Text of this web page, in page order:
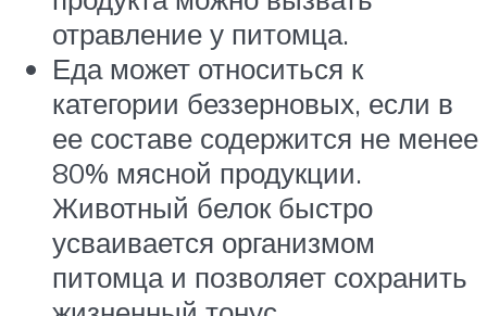
отравление у питомца.
Еда может относиться к
категории беззерновых, если в
ее составе содержится не менее
80% мясной продукции.
Животный белок быстро
усваивается организмом
питомца и позволяет сохранить